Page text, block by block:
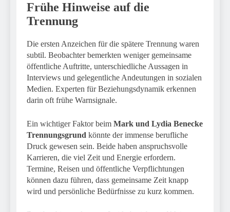
Frühe Hinweise auf die
Trennung
Die ersten Anzeichen für die spätere Trennung waren
subtil. Beobachter bemerkten weniger gemeinsame
öffentliche Auftritte, unterschiedliche Aussagen in
Interviews und gelegentliche Andeutungen in sozialen
Medien. Experten für Beziehungsdynamik erkennen
darin oft frühe Warnsignale.
Ein wichtiger Faktor beim Mark und Lydia Benecke
Trennungsgrund könnte der immense berufliche
Druck gewesen sein. Beide haben anspruchsvolle
Karrieren, die viel Zeit und Energie erfordern.
Termine, Reisen und öffentliche Verpflichtungen
können dazu führen, dass gemeinsame Zeit knapp
wird und persönliche Bedürfnisse zu kurz kommen.